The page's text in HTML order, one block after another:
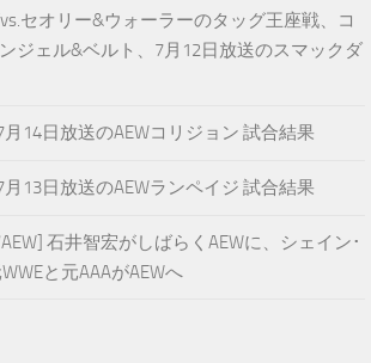
セオリー&ウォーラーのタッグ王座戦、コ
ジェル&ベルト、7月12日放送のスマックダ
月14日放送のAEWコリジョン 試合結果
月13日放送のAEWランペイジ 試合結果
石井智宏がしばらくAEWに、シェイン･
と元AAAがAEWへ